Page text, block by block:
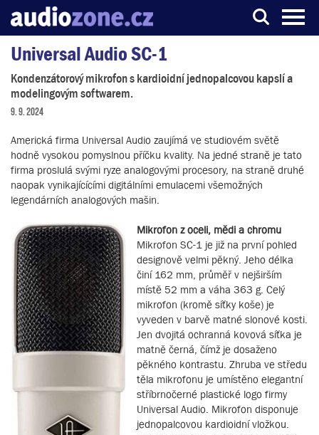
Server o digitálním zpracování zvuku
Universal Audio SC-1
Kondenzátorový mikrofon s kardioidní jednopalcovou kapslí a
modelingovým softwarem.
9. 9. 2024
Americká firma Universal Audio zaujímá ve studiovém světě
hodně vysokou pomyslnou příčku kvality. Na jedné straně je tato
firma proslulá svými ryze analogovými procesory, na straně druhé
naopak vynikajícícími digitálními emulacemi všemožných
legendárních analogových mašin.
Mikrofon z oceli, mědi a chromu
Mikrofon SC-1 je již na první pohled
designově velmi pěkný. Jeho délka
činí 162 mm, průměř v nejširším
místě 52 mm a váha 363 g. Celý
mikrofon (kromě síťky koše) je
vyveden v barvě matné slonové kosti.
Jen dvojitá ochranná kovová síťka je
matně černá, čímž je dosaženo
pěkného kontrastu. Zhruba ve středu
těla mikrofonu je umístěno elegantní
stříbrnočerné plastické logo firmy
Universal Audio. Mikrofon disponuje
jednopalcovou kardioidní vložkou.